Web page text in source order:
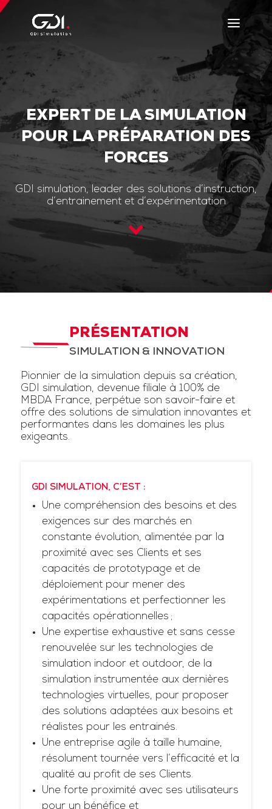
EXPERT DE LA SIMULATION
POUR LA PRÉPARATION DES
FORCES
GDI simulation, leader des solutions d’instruction,
d’entrainement et d’expérimentation
PRÉSENTATION
SIMULATION & INNOVATION
Pionnier de la simulation depuis sa création,
GDI simulation, devenue filiale à 100% de
MBDA France, perpétue son savoir-faire et
offre des solutions de simulation innovantes et
performantes dans les domaines les plus
exigeants.
GDI SIMULATION, C’EST :
Une compréhension des besoins et des
exigences sur des marchés en
constante évolution, alimentée par la
proximité avec ses Clients et ses
capacités de prototypage et de
déploiement pour mener des
expérimentations et perfectionner les
capacités opérationnelles ;
Une expertise exhaustive et sans cesse
renouvelée sur les technologies de
simulation indoor et outdoor, de la
simulation instrumentée aux dernières
technologies virtuelles, pour proposer
des solutions adaptées aux besoins et
réalistes pour les entrainés.
Une entreprise agile à taille humaine,
résolument tournée vers l’efficacité et la
qualité au profit de ses Clients.
Une forte proximité avec ses utilisateurs
pour un bénéfice et